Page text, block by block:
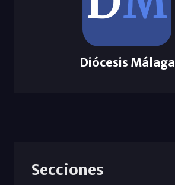
Diócesis Málaga
Secciones